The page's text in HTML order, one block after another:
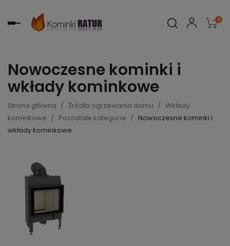
Toggle 0
Nowoczesne kominki i
wkłady kominkowe
Strona główna Źródła ogrzewania domu
Wkłady
kominkowe
Pozostałe kategorie
Nowoczesne kominki i
wkłady kominkowe